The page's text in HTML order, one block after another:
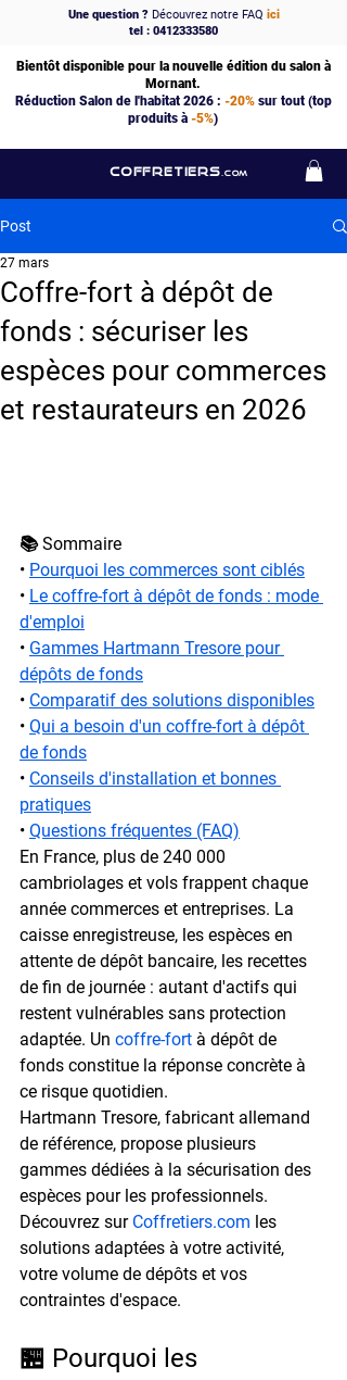
COFFRETIERS .COM
Une question ?Découvrez notre FAQ ici
tel : 0412333580
Bientôt disponible pour la nouvelle édition du salon à
Mornant.
Réduction Salon de l'habitat 2026 : -20%sur tout (top
produits à -5%)
Post
Coffre-fort à dépôt de
fonds : sécuriser les
espèces pour commerces
et restaurateurs en 2026
27 mars
📚 Sommaire
• Pourquoi les commerces sont ciblés
• Le coffre-fort à dépôt de fonds : mode
d'emploi
• Gammes Hartmann Tresore pour
dépôts de fonds
• Comparatif des solutions disponibles
• Qui a besoin d'un coffre-fort à dépôt
de fonds
• Conseils d'installation et bonnes
pratiques
• Questions fréquentes (FAQ)
En France, plus de 240 000
cambriolages et vols frappent chaque
année commerces et entreprises. La
caisse enregistreuse, les espèces en
attente de dépôt bancaire, les recettes
de fin de journée : autant d'actifs qui
restent vulnérables sans protection
adaptée. Un coffre-fort à dépôt de
fonds constitue la réponse concrète à
ce risque quotidien.
Hartmann Tresore, fabricant allemand
de référence, propose plusieurs
gammes dédiées à la sécurisation des
espèces pour les professionnels.
Découvrez sur Coffretiers.com les
solutions adaptées à votre activité,
votre volume de dépôts et vos
contraintes d'espace.
🏪 Pourquoi les